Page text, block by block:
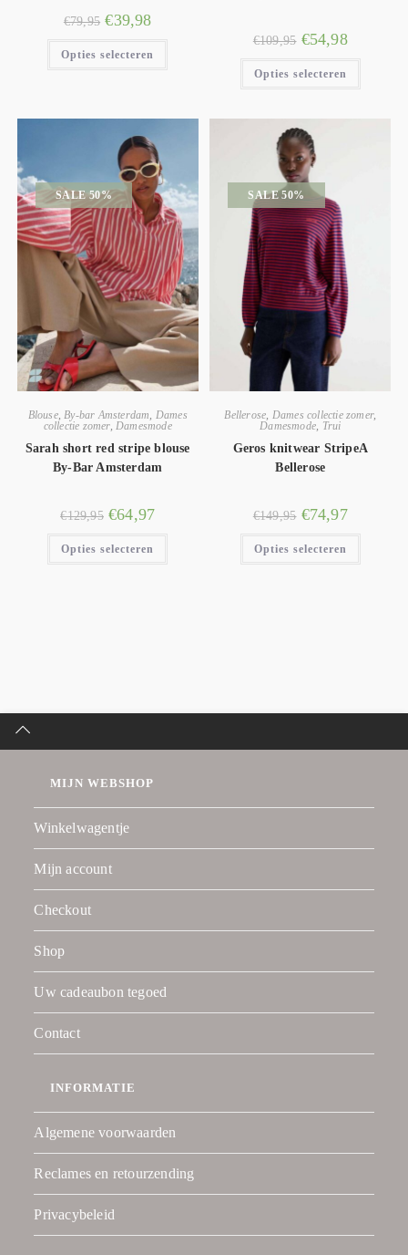
€79,95 €39,98
Opties selecteren
€109,95 €54,98
Opties selecteren
SALE 50%
Blouse,By-bar Amsterdam, Dames
collectie zomer, Damesmode
Sarah short red stripe blouse
By-Bar Amsterdam
€129,95 €64,97
Opties selecteren
SALE 50%
Bellerose, Dames collectie zomer,
Damesmode, Trui
Geros knitwear StripeA
Bellerose
€149,95 €74,97
Opties selecteren
MIJN WEBSHOP
Winkelwagentje
Mijn account
Checkout
Shop
Uw cadeaubon tegoed
Contact
INFORMATIE
Algemene voorwaarden
Reclames en retourzending
Privacybeleid